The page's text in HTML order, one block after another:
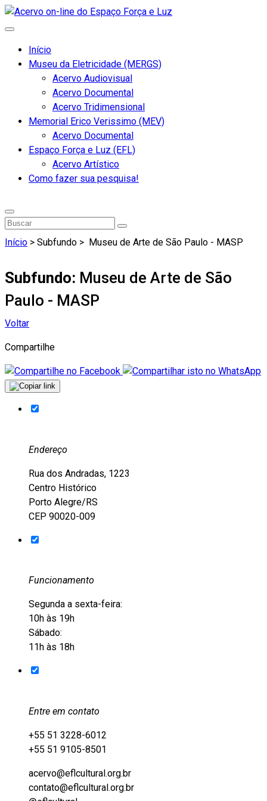
Início
Museu da Eletricidade (MERGS)
Acervo Audiovisual
Acervo Documental
Acervo Tridimensional
Memorial Erico Verissimo (MEV)
Acervo Documental
Espaço Força e Luz (EFL)
Acervo Artístico
Como fazer sua pesquisa!
Início > Subfundo > Museu de Arte de São Paulo - MASP
Subfundo: Museu de Arte de São
Paulo - MASP
Voltar
Compartilhe
Endereço
Rua dos Andradas, 1223
Centro Histórico
Porto Alegre/RS
CEP 90020-009
Funcionamento
Segunda a sexta-feira:
10h às 19h
Sábado:
11h às 18h
Entre em contato
+55 51 3228-6012
+55 51 9105-8501
acervo@eflcultural.org.br
contato@eflcultural.org.br